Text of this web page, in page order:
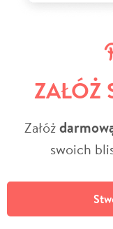
ZAŁÓŻ
Załóż
swoich